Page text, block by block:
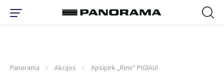
Panorama Akcijos Apsipirk „Rimi“ PIGIAU!